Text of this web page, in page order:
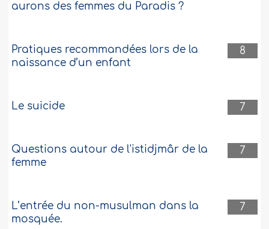
aurons des femmes du Paradis ?
8
Pratiques recommandées lors de la
naissance d’un enfant
7
Le suicide
7
Questions autour de l'istidjmâr de la
femme
7
L’entrée du non-musulman dans la
mosquée.